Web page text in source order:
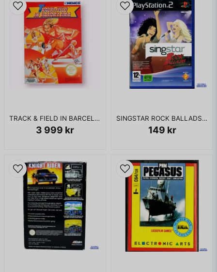
TRACK & FIELD IN BARCELONA NES SCN
3 999 kr
SINGSTAR ROCK BALLADS PS2
149 kr
DETTA ÄR EN NY PRODUKT